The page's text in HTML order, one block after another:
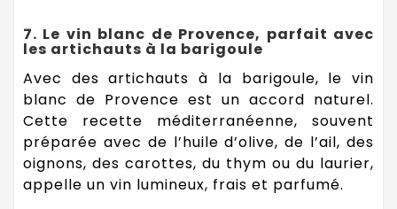
7. Le vin blanc de Provence, parfait avec
les artichauts à la barigoule
Avec des artichauts à la barigoule, le vin
blanc de Provence est un accord naturel.
Cette recette méditerranéenne, souvent
préparée avec de l’huile d’olive, de l’ail, des
oignons, des carottes, du thym ou du laurier,
appelle un vin lumineux, frais et parfumé.